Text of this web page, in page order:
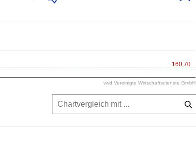
160,70
vwd Vereinigte Wirtschaftsdienste GmbH